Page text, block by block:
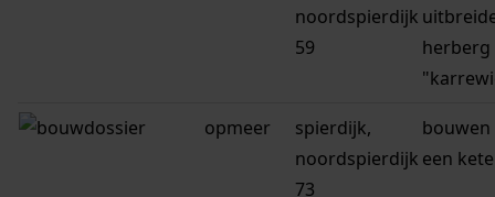
noordspierdijk
59
herberg
opmeer
spierdijk,
noordspierdijk
73
bouwen
een